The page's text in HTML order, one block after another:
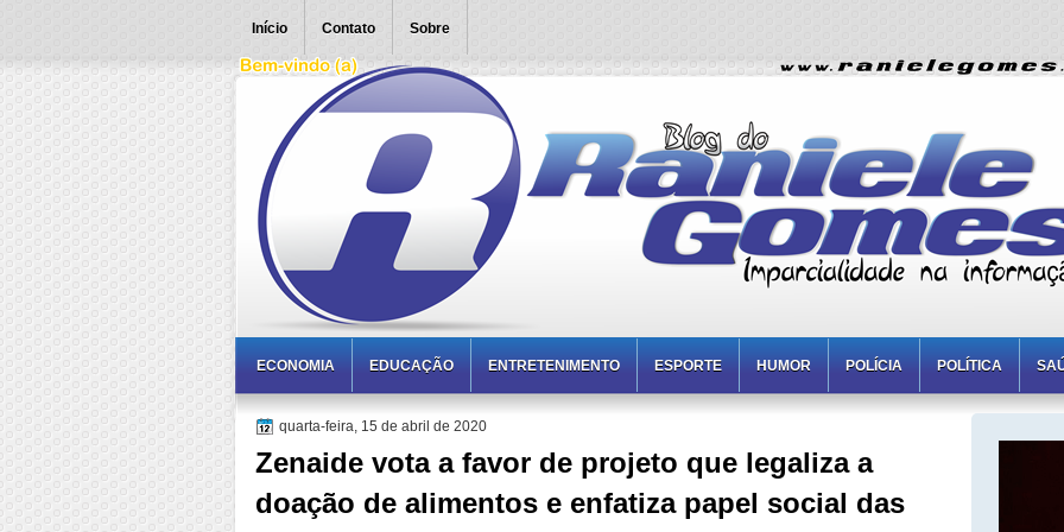
Início Contato Sobre
ECONOMIA EDUCAÇÃO ENTRETENIMENTO ESPORTE HUMOR POLÍCIA POLÍTICA
quarta-feira, 15 de abril de 2020
Zenaide vota a favor de projeto que legaliza a
doação de alimentos e enfatiza papel social das